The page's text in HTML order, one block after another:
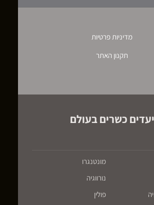
מדיניות פרטיות
תקנון האתר
יעדים כשרים בעולם
מונטנגרו
נורווגיה
פולין